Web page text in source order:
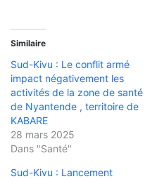
Similaire
Sud-Kivu : Le conflit armé
impact négativement les
activités de la zone de santé
de Nyantende , territoire de
KABARE
28 mars 2025
Dans "Santé"
Sud-Kivu : Lancement